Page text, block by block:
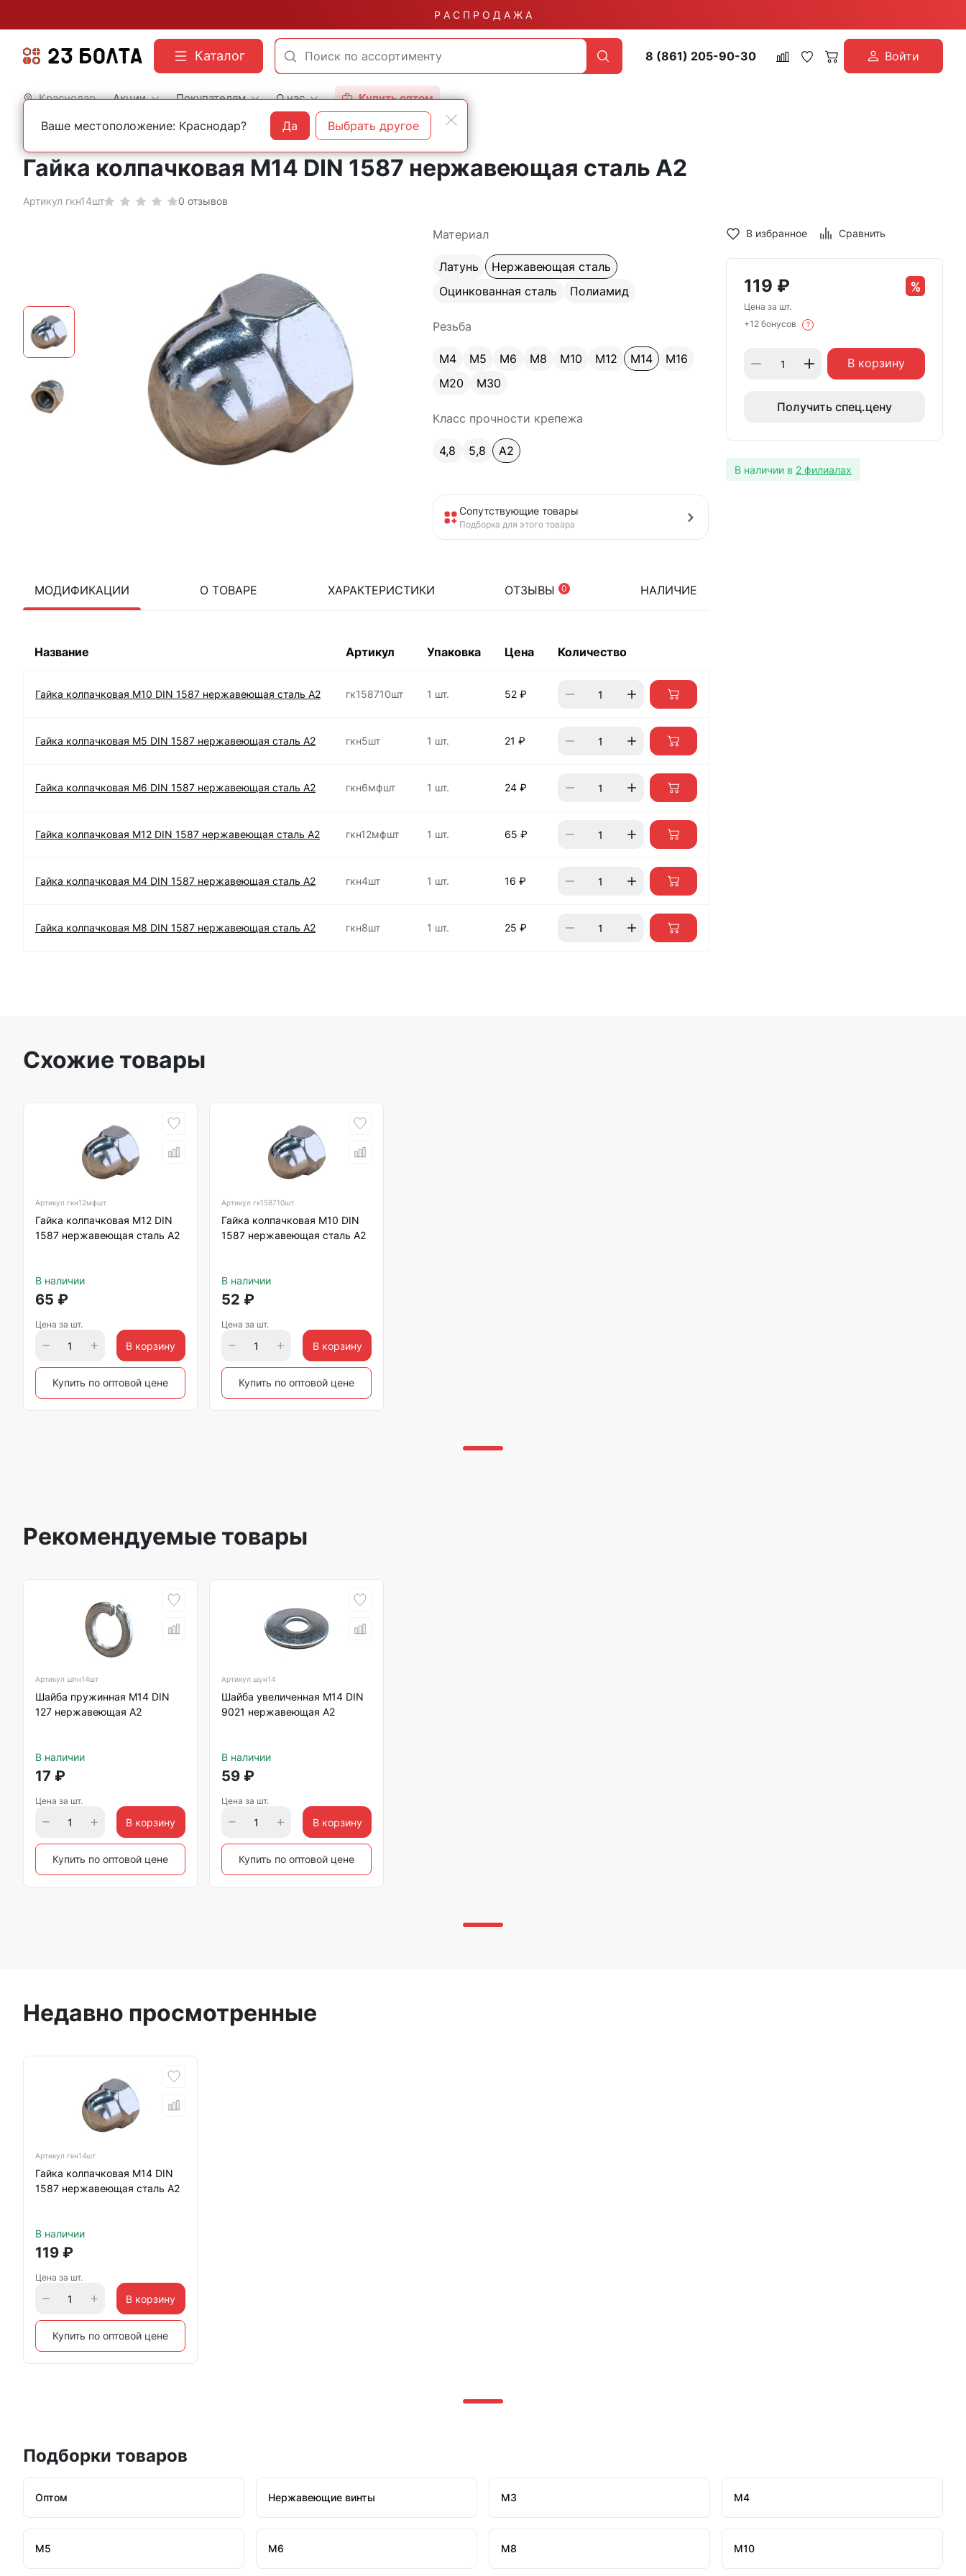
Р А С П Р О Д А Ж А
Каталог 8 (861) 205-90-30 Войти
Краснодар Акции Покупателям О нас Купить оптом
Главная Строительный крепеж Нержавеющий крепеж Гайки нержавеющие DIN 1587 колпачковые А2
Гайка колпачковая М14 DIN 1587 нержавеющая сталь А2
Артикул гкн14шт 0 отзывов
Материал
Латунь
Нержавеющая сталь
Оцинкованная сталь
Полиамид
Резьба
М4 М5 М6 М8 М10 М12 М14
М16
М20
М30
Класс прочности крепежа
4,8 5,8 A2
Сопутствующие товары
Подборка для этого товара
МОДИФИКАЦИИ О ТОВАРЕ ХАРАКТЕРИСТИКИ ОТЗЫВЫ 0 НАЛИЧИЕ
Название Артикул Упаковка Цена Количество
Гайка колпачковая М10 DIN 1587 нержавеющая сталь А2 гк158710шт 1 шт. 52 ₽
Гайка колпачковая М5 DIN 1587 нержавеющая сталь А2 гкн5шт 1 шт. 21 ₽
Гайка колпачковая М6 DIN 1587 нержавеющая сталь А2 гкн6мфшт 1 шт. 24 ₽
Гайка колпачковая М12 DIN 1587 нержавеющая сталь А2 гкн12мфшт 1 шт. 65 ₽
Гайка колпачковая М4 DIN 1587 нержавеющая сталь А2 гкн4шт 1 шт. 16 ₽
Гайка колпачковая М8 DIN 1587 нержавеющая сталь А2 гкн8шт 1 шт. 25 ₽
В избранное Сравнить
119 ₽
Цена за шт.
+12 бонусов
?
В корзину
Получить спец.цену
В наличии в 2 филиалах
Схожие товары
Артикул гкн12мфшт
Гайка колпачковая М12 DIN
1587 нержавеющая сталь А2
В наличии
65 ₽
Цена за шт.
В корзину
Купить по оптовой цене
Артикулгк158710шт
Гайка колпачковая М10 DIN
1587 нержавеющая сталь А2
В наличии
52 ₽
Цена за шт.
В корзину
Купить по оптовой цене
Рекомендуемые товары
Артикул шпн14шт
Шайба пружинная М14 DIN
127 нержавеющая А2
В наличии
17 ₽
Цена за шт.
В корзину
Купить по оптовой цене
Артикулшун14
Шайба увеличенная М14 DIN
9021 нержавеющая А2
В наличии
59 ₽
Цена за шт.
В корзину
Купить по оптовой цене
Недавно просмотренные
Артикул гкн14шт
Гайка колпачковая М14 DIN
1587 нержавеющая сталь А2
В наличии
119 ₽
Цена за шт.
В корзину
Купить по оптовой цене
Подборки товаров
Оптом Нержавеющие винты М3 М4
М5 М6 М8 М10
Ваше местоположение: Краснодар? Да Выбрать другое